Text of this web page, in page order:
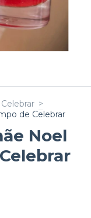
>
de Celebrar
Noel